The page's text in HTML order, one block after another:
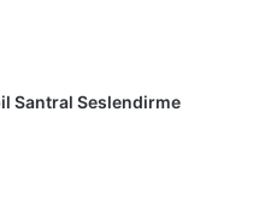
Santral Seslendirme